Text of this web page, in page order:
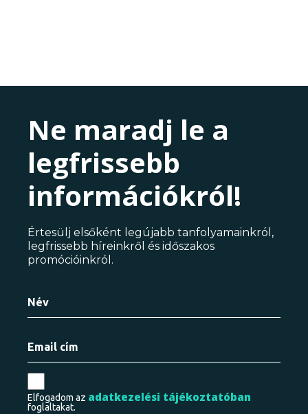
Ne maradj le a
legfrissebb
információkról!
Értesülj elsőként legújabb tanfolyamainkról,
legfrissebb híreinkről és időszakos
promócióinkról.
Elfogadom az adatkezelési tájékoztatóban
foglaltakat.